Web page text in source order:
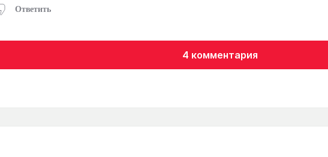
Ответить
4 комментария